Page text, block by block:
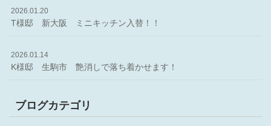
2026.01.20
T様邸 新大阪 ミニキッチン入替！！
2026.01.14
K様邸 生駒市 艶消しで落ち着かせます！
ブログカテゴリ